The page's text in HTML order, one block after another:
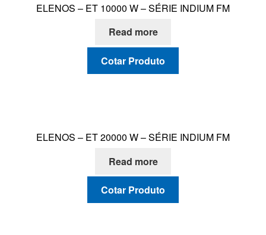
ELENOS – ET 10000 W – SÉRIE INDIUM FM
Read more
Cotar Produto
ELENOS – ET 20000 W – SÉRIE INDIUM FM
Read more
Cotar Produto